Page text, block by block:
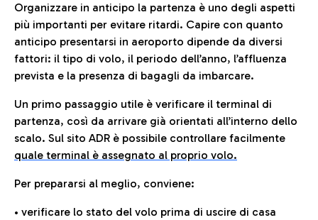
Organizzare in anticipo la partenza è uno degli aspetti
più importanti per evitare ritardi. Capire con quanto
anticipo presentarsi in aeroporto dipende da diversi
fattori: il tipo di volo, il periodo dell’anno, l’affluenza
prevista e la presenza di bagagli da imbarcare.
Un primo passaggio utile è verificare il terminal di
partenza, così da arrivare già orientati all’interno dello
scalo. Sul sito ADR è possibile controllare facilmente
quale terminal è assegnato al proprio volo.
Per prepararsi al meglio, conviene:
• verificare lo stato del volo prima di uscire di casa